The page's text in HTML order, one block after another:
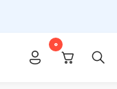
0